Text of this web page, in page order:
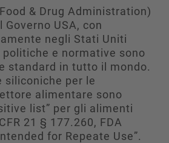
& Drug Administration)
Governo USA, con
negli Stati Uniti
politiche e normative sono
standard in tutto il mondo.
siliconiche per le
alimentare sono
list” per gli alimenti
21 § 177.260, FDA
for Repeate Use”.